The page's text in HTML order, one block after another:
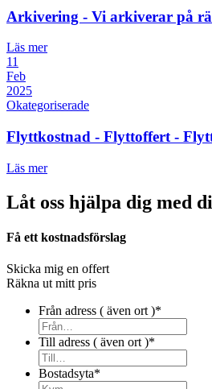
Arkivering - Vi arkiverar på
Läs mer
11
Feb
2025
Okategoriserade
Flyttkostnad - Flyttoffert -
Läs mer
Låt oss hjälpa dig med
Få ett kostnadsförslag
Skicka mig en offert
Räkna ut mitt pris
Från adress ( även ort )*
Till adress ( även ort )*
Bostadsyta*